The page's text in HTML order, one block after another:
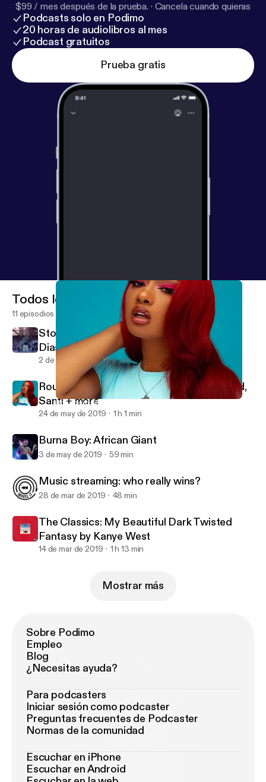
$99 / mes después de la prueba. · Cancela cuando quieras
Podcasts solo en Podimo
20 horas de audiolibros al mes
Podcast gratuitos
Prueba gratis
Round-up: Megan Thee Stallion, DJ Khaled, Santi + more
Wheel It
Todos los episodios
11 episodios
Stormzy at Glastonbury 2019, Goldlink's
Diaspora + more
2 de jul de 2019 1 h 2 min
Round-up: Megan Thee Stallion, DJ Khaled,
Santi + more
24 de may de 2019 1 h 1 min
Burna Boy: African Giant
3 de may de 2019 59 min
Music streaming: who really wins?
28 de mar de 2019 48 min
The Classics: My Beautiful Dark Twisted
Fantasy by Kanye West
14 de mar de 2019 1 h 13 min
Mostrar más
Sobre Podimo
Empleo
Blog
¿Necesitas ayuda?
Para podcasters
Iniciar sesión como podcaster
Preguntas frecuentes de Podcaster
Normas de la comunidad
Escuchar en iPhone
Escuchar en Android